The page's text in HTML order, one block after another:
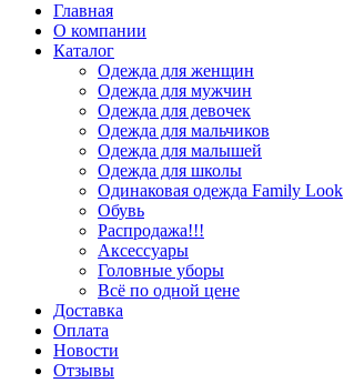
Главная
О компании
Каталог
Одежда для женщин
Одежда для мужчин
Одежда для девочек
Одежда для мальчиков
Одежда для малышей
Одежда для школы
Одинаковая одежда Family Look
Обувь
Распродажа!!!
Аксессуары
Головные уборы
Всё по одной цене
Доставка
Оплата
Новости
Отзывы